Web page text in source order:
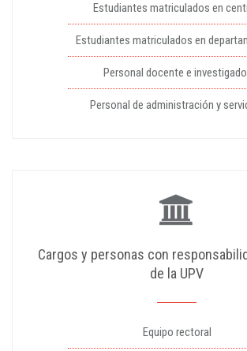
Estudiantes matriculados en
Estudiantes matriculados en
Personal docente e
Personal de administración y
Cargos y personas con
de la UPV
Equipo rectoral